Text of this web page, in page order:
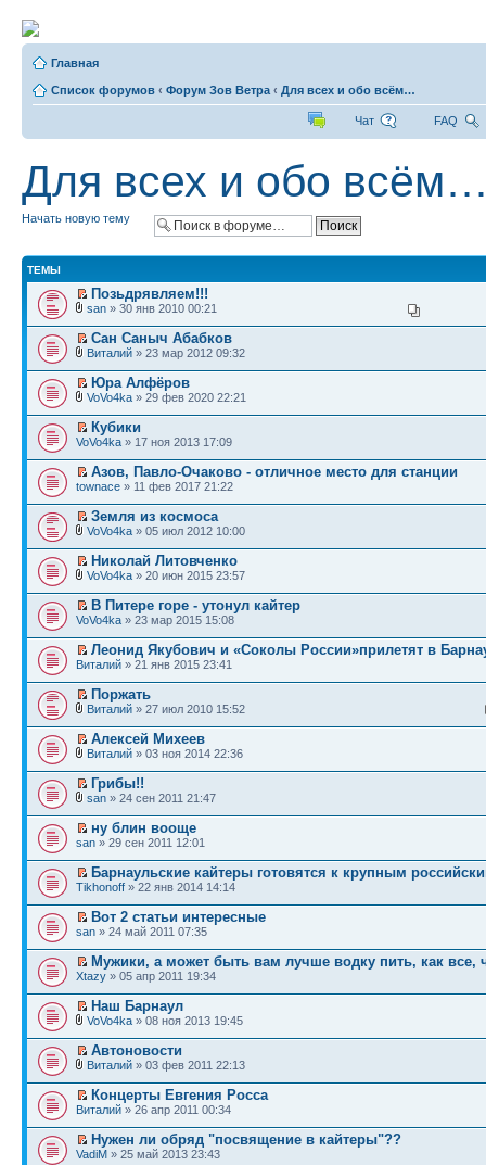
Главная
Список форумов ‹ Форум Зов Ветра ‹ Для всех и обо всём…
Чат FAQ
Для всех и обо
Начать новую тему
ТЕМЫ
Позьдрявляем!!!
san » 30 янв 2010 00:21
Сан Саныч Абабков
Виталий » 23 мар 2012 09:32
Юра Алфёров
VoVo4ka » 29 фев 2020 22:21
Кубики
VoVo4ka » 17 ноя 2013 17:09
Азов, Павло-Очаково - отличное место для станции
townace » 11 фев 2017 21:22
Земля из космоса
VoVo4ka » 05 июл 2012 10:00
Николай Литовченко
VoVo4ka » 20 июн 2015 23:57
В Питере горе - утонул кайтер
VoVo4ka » 23 мар 2015 15:08
Леонид Якубович и «Соколы России»прилетят в
Виталий » 21 янв 2015 23:41
Поржать
Виталий » 27 июл 2010 15:52
Алексей Михеев
Виталий » 03 ноя 2014 22:36
Грибы!!
san » 24 сен 2011 21:47
ну блин вооще
san » 29 сен 2011 12:01
Барнаульские кайтеры готовятся к крупным
Tikhonoff » 22 янв 2014 14:14
Вот 2 статьи интересные
san » 24 май 2011 07:35
Мужики, а может быть вам лучше водку пить, как все,
Xtazy » 05 апр 2011 19:34
Наш Барнаул
VoVo4ka » 08 ноя 2013 19:45
Автоновости
Виталий » 03 фев 2011 22:13
Концерты Евгения Росса
Виталий » 26 апр 2011 00:34
Нужен ли обряд "посвящение в кайтеры"??
VadiM » 25 май 2013 23:43